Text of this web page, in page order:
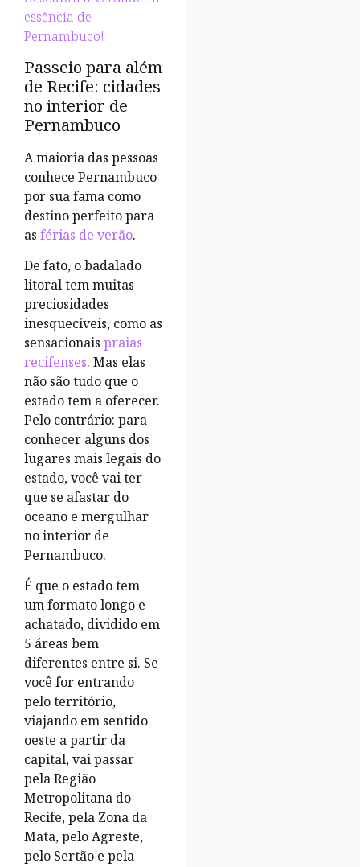
essência de
Pernambuco!
Passeio para além
de Recife: cidades
no interior de
Pernambuco
A maioria das pessoas
conhece Pernambuco
por sua fama como
destino perfeito para
as férias de verão.
De fato, o badalado
litoral tem muitas
preciosidades
inesquecíveis, como as
sensacionais praias
recifenses. Mas elas
não são tudo que o
estado tem a oferecer.
Pelo contrário: para
conhecer alguns dos
lugares mais legais do
estado, você vai ter
que se afastar do
oceano e mergulhar
no interior de
Pernambuco.
É que o estado tem
um formato longo e
achatado, dividido em
5 áreas bem
diferentes entre si. Se
você for entrando
pelo território,
viajando em sentido
oeste a partir da
capital, vai passar
pela Região
Metropolitana do
Recife, pela Zona da
Mata, pelo Agreste,
pelo Sertão e pela